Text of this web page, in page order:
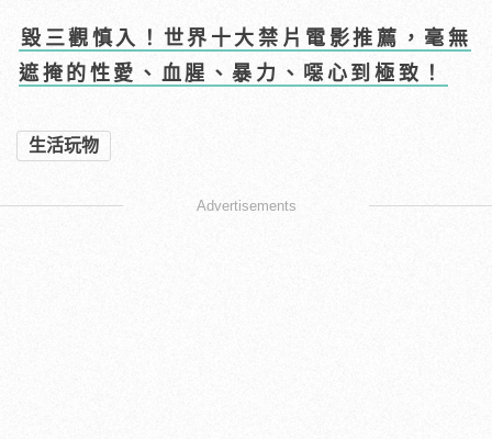
毀三觀慎入！世界十大禁片電影推薦，毫無
遮掩的性愛、血腥、暴力、噁心到極致！
生活玩物
Advertisements